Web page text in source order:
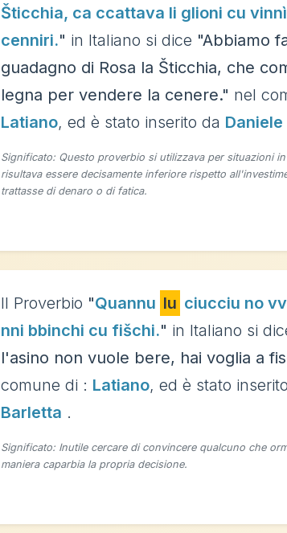
Šticchia, ca ccattava li glioni cu
cenniri." in Italiano si dice "Abbiamo
guadagno di Rosa la Šticchia, che
legna per vendere la cenere." nel
Latiano, ed è stato inserito da
Significato: Questo proverbio si utilizzava per situazioni
risultava essere decisamente inferiore rispetto
trattasse di denaro o di fatica.
Il Proverbio "Quannu lu ciucciu no
nni bbinchi cu fišchi." in Italiano si
l'asino non vuole bere, hai voglia a
comune di : Latiano, ed è stato
Barletta .
Significato: Inutile cercare di convincere qualcuno che
maniera caparbia la propria decisione.